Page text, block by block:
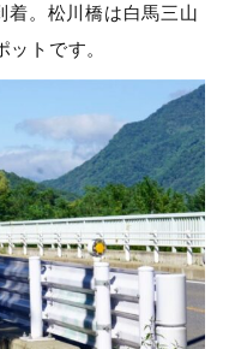
着。松川橋は白馬三山
トです。